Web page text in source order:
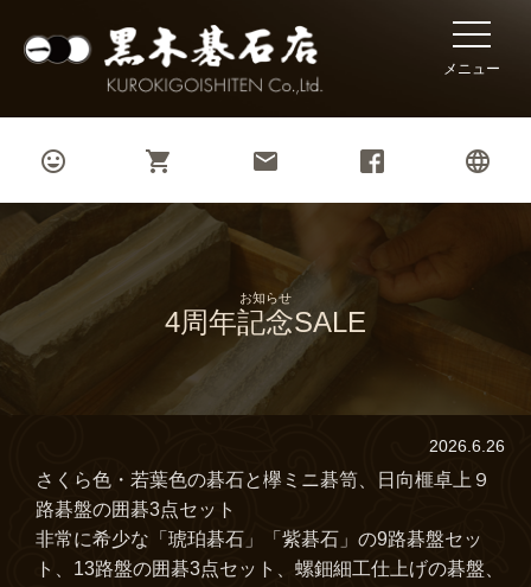
toggle
メニュー
   
お知らせ
4周年記念SALE
2026.6.26
さくら色・若葉色の碁石と欅ミニ碁笥、日向榧卓上９
路碁盤の囲碁3点セット
非常に希少な「琥珀碁石」「紫碁石」の9路碁盤セッ
ト、13路盤の囲碁3点セット、螺鈿細工仕上げの碁盤、